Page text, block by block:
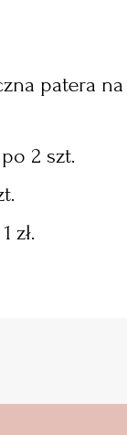
patera
2 szt.
zł.